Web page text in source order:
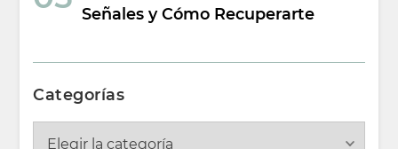
Señales y Cómo Recuperarte
Categorías
Categorías